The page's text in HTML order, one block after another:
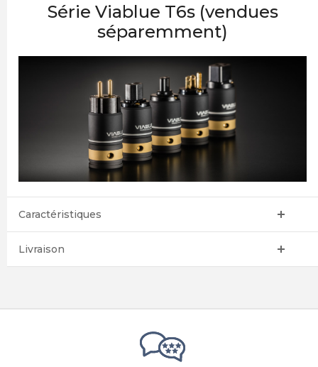
Série Viablue T6s (vendues
séparemment)
Caractéristiques
Livraison